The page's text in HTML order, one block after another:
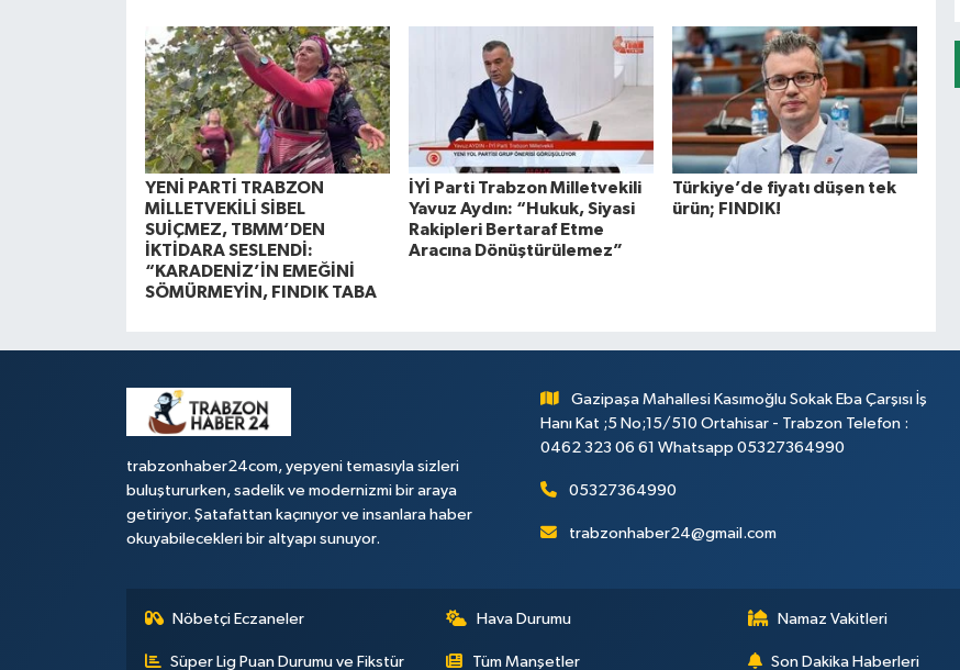
YENİ PARTİ TRABZON
MİLLETVEKİLİ SİBEL
SUİÇMEZ, TBMM’DEN
İKTİDARA SESLENDİ:
“KARADENİZ’İN EMEĞİNİ
SÖMÜRMEYİN, FINDIK TABA
İYİ Parti Trabzon Milletvekili
Yavuz Aydın: “Hukuk, Siyasi
Rakipleri Bertaraf Etme
Aracına Dönüştürülemez”
Türkiye’de fiyatı düşen tek
ürün; FINDIK!
trabzonhaber24com, yepyeni temasıyla sizleri
buluştururken, sadelik ve modernizmi bir araya
getiriyor. Şatafattan kaçınıyor ve insanlara haber
okuyabilecekleri bir altyapı sunuyor.
Gazipaşa Mahallesi Kasımoğlu Sokak Eba Çarşısı İş
Hanı Kat ;5 No;15/510 Ortahisar - Trabzon Telefon :
0462 323 06 61 Whatsapp 05327364990
05327364990
trabzonhaber24@gmail.com
Nöbetçi Eczaneler Hava Durumu Namaz Vakitleri
Süper Lig Puan Durumu ve Fikstür Tüm Manşetler Son Dakika Haberleri